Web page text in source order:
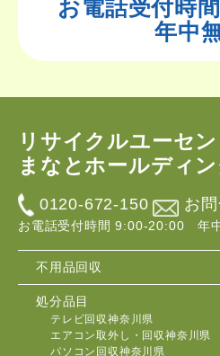
お電話受付時
年中
リサイクルユーセン
まなとホールディ
0120-672-150 お
お電話受付時間 9:00-20:00 年
不用品回収
処分品目
テレビ回収神奈川県
エアコン取外し・回収神奈川県
パソコン回収神奈川県